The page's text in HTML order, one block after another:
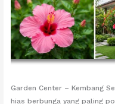
Garden Center – Kembang
hias berbunga yang paling